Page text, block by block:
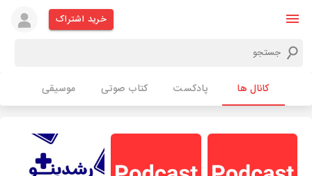
خرید اشتراک
کانال ها پادکست کتاب صوتی موسیقی